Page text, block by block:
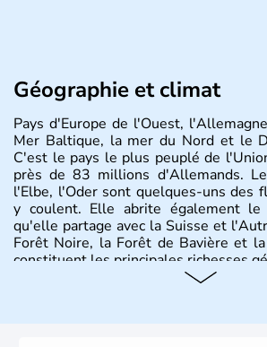
Géographie et climat
Pays d'Europe de l'Ouest,
Mer Baltique, la mer du Nord et le
C'est le pays le plus peuplé de
près de 83 millions d'Allemands.
l'Elbe, l'Oder sont quelques-uns des
y coulent. Elle abrite également le
qu'elle partage avec la Suisse et
Forêt Noire, la Forêt de Bavière et
constituent les principales richesses